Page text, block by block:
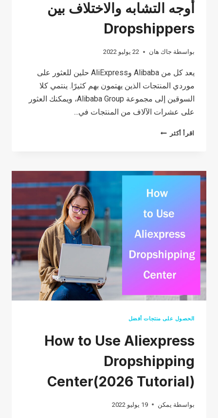
أوجه التشابه والاختلاف بين
Dropshippers
بواسطة جاك هان 22 يوليو 2022
يعد كل من Alibaba وAliExpress حلين للعثور على
موردي المنتجات الذين يهتمون بهم كثيرًا. ينتمي كلا
السوقين إلى مجموعة Alibaba Group، ويمكنك العثور
على عشرات الآلاف من المنتجات في...
اقرأ أكثر
علي
ALIEXPRESS:
التشابه
والاختلاف
DROPSHIPPERS
الحصول على منتجات أفضل
How to Use Aliexpress
Dropshipping
Center(2026 Tutorial)
بواسطة يمكن 19 يوليو 2022